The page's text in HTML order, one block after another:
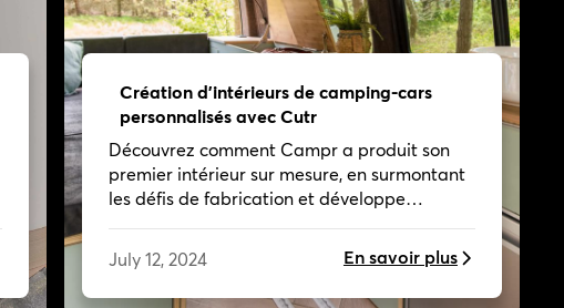
Création d'intérieurs de camping-cars
personnalisés avec Cutr
Découvrez comment Campr a produit son
premier intérieur sur mesure, en surmontant
les défis de fabrication et développe
maintenant son activité.
July 12, 2024
En savoir plus